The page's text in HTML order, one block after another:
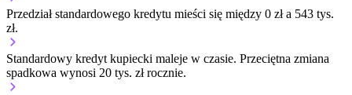
Przedział standardowego kredytu mieści się między 0 zł a 543 tys.
zł.
Standardowy kredyt kupiecki maleje w czasie. Przeciętna zmiana
spadkowa wynosi 20 tys. zł rocznie.